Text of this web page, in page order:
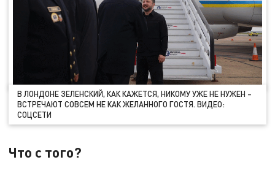
В ЛОНДОНЕ ЗЕЛЕНСКИЙ, КАК КАЖЕТСЯ, НИКОМУ УЖЕ НЕ НУЖЕН –
ВСТРЕЧАЮТ СОВСЕМ НЕ КАК ЖЕЛАННОГО ГОСТЯ. ВИДЕО:
СОЦСЕТИ
Что с того?